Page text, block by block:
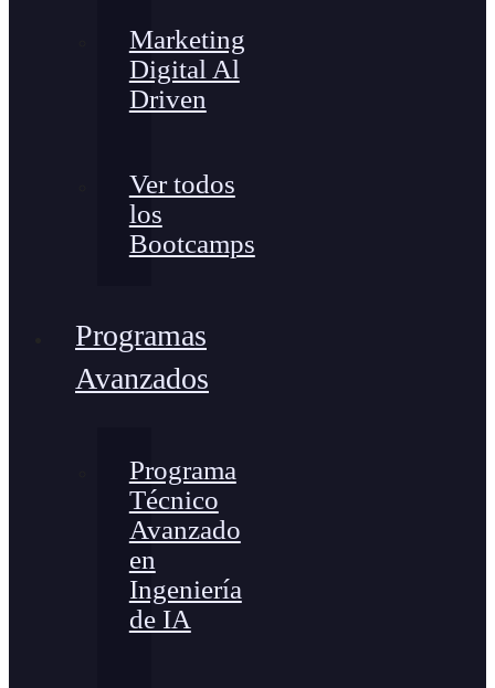
Marketing
Digital Al
Driven
Ver todos
los
Bootcamps
Programas
Avanzados
Programa
Técnico
Avanzado
en
Ingeniería
de IA